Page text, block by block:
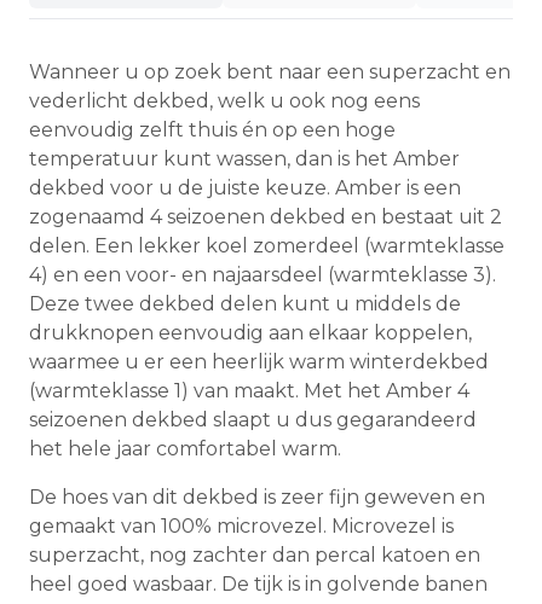
Wanneer u op zoek bent naar een superzacht en
vederlicht dekbed, welk u ook nog eens
eenvoudig zelft thuis én op een hoge
temperatuur kunt wassen, dan is het Amber
dekbed voor u de juiste keuze. Amber is een
zogenaamd 4 seizoenen dekbed en bestaat uit 2
delen. Een lekker koel zomerdeel (warmteklasse
4) en een voor- en najaarsdeel (warmteklasse 3).
Deze twee dekbed delen kunt u middels de
drukknopen eenvoudig aan elkaar koppelen,
waarmee u er een heerlijk warm winterdekbed
(warmteklasse 1) van maakt. Met het Amber 4
seizoenen dekbed slaapt u dus gegarandeerd
het hele jaar comfortabel warm.
De hoes van dit dekbed is zeer fijn geweven en
gemaakt van 100% microvezel. Microvezel is
superzacht, nog zachter dan percal katoen en
heel goed wasbaar. De tijk is in golvende banen